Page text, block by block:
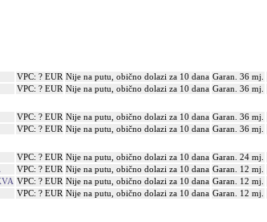
VPC: ? EUR Nije na putu, obično dolazi za 10 dana Garan. 36 mj.
VPC: ? EUR Nije na putu, obično dolazi za 10 dana Garan. 36 mj.
VPC: ? EUR Nije na putu, obično dolazi za 10 dana Garan. 36 mj.
VPC: ? EUR Nije na putu, obično dolazi za 10 dana Garan. 36 mj.
VPC: ? EUR Nije na putu, obično dolazi za 10 dana Garan. 24 mj.
VPC: ? EUR Nije na putu, obično dolazi za 10 dana Garan. 12 mj.
VPC: ? EUR Nije na putu, obično dolazi za 10 dana Garan. 12 mj.
VPC: ? EUR Nije na putu, obično dolazi za 10 dana Garan. 12 mj.